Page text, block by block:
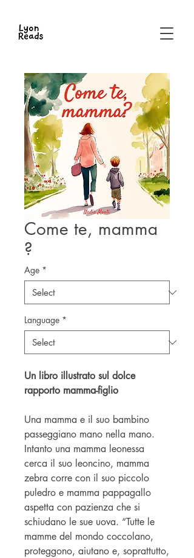
Come te, mamma
?
Age *
Language *
Un libro illustrato sul dolce
rapporto mamma-figlio
Una mamma e il suo bambino
passeggiano mano nella mano.
Intanto una mamma leonessa
cerca il suo leoncino, mamma
zebra corre con il suo piccolo
puledro e mamma pappagallo
aspetta con pazienza che si
schiudano le sue uova. “Tutte le
mamme del mondo coccolano,
proteggono, aiutano e, soprattutto,